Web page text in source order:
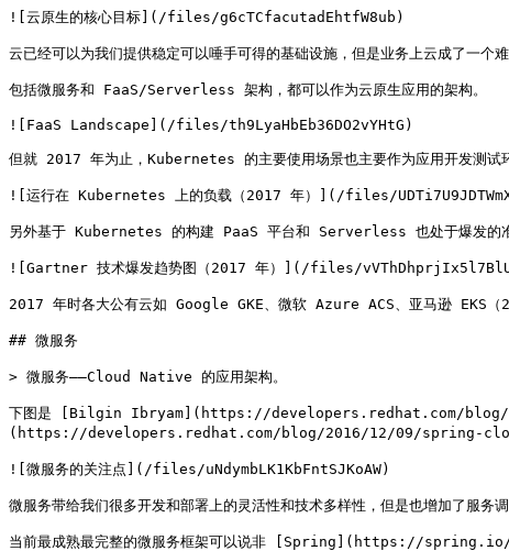
![云原生的核心目标](/files/g6cTCfacutadEhtfW8ub)
云已经可以为我们提供稳定可以唾手可得的基础设施，但是业务上云成了一
包括微服务和 FaaS/Serverless 架构，都可以作为云原生应用的架构。
![FaaS Landscape](/files/th9LyaHbEb36DO2vYHtG)
但就 2017 年为止，Kubernetes 的主要使用场景也主要作为应用开发
![运行在 Kubernetes 上的负载（2017 年）](/files/
另外基于 Kubernetes 的构建 PaaS 平台和 Serverless 也处于爆发的
![Gartner 技术爆发趋势图（2017 年）](/files/
2017 年时各大公有云如 Google GKE、微软 Azure ACS、亚马逊 EKS
## 微服务
> 微服务——Cloud Native 的应用架构。
下图是 [Bilgin Ibryam](https://developers.redhat.com/blog/
(https://developers.redhat.com/blog/2016/12/09/spring-
![微服务的关注点](/files/uNdymbLK1KbFntSJKoAW)
微服务带给我们很多开发和部署上的灵活性和技术多样性，但是也增加了服务
当前最成熟最完整的微服务框架可以说非 [Spring](https://spring.io/)